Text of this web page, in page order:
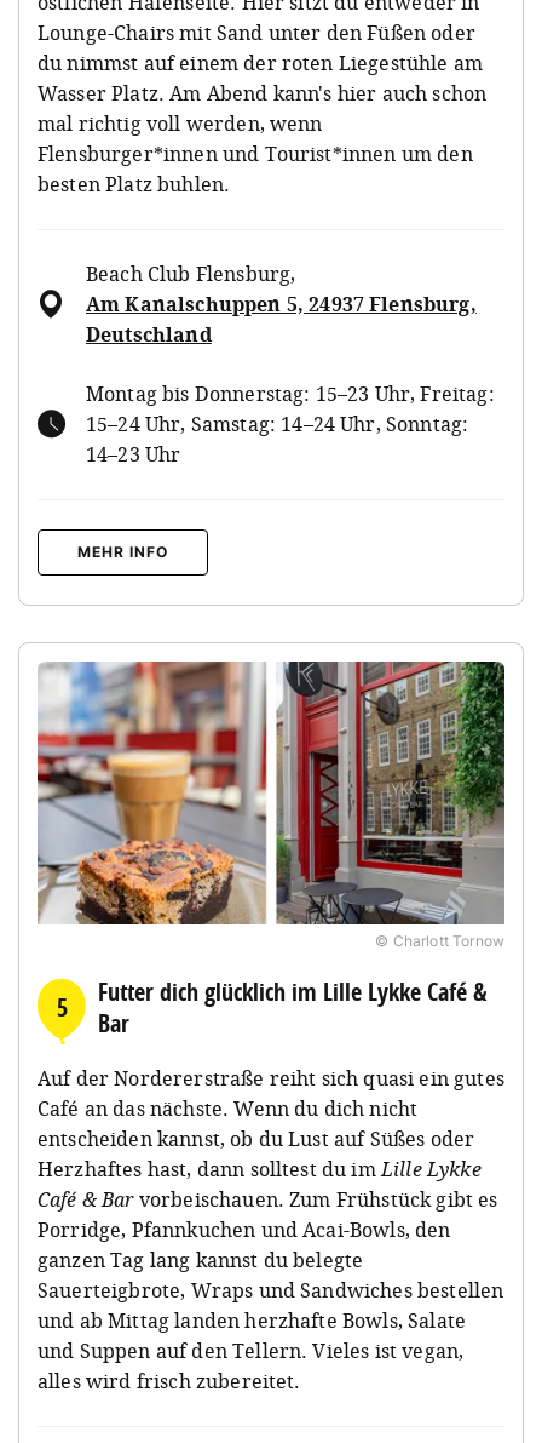
Lounge-Chairs mit Sand unter den Füßen oder
du nimmst auf einem der roten Liegestühle am
Wasser Platz. Am Abend kann's hier auch schon
mal richtig voll werden, wenn
Flensburger*innen und Tourist*innen um den
besten Platz buhlen.
Beach Club Flensburg,
Am Kanalschuppen 5, 24937 Flensburg,
Deutschland
Montag bis Donnerstag: 15–23 Uhr, Freitag:
15–24 Uhr, Samstag: 14–24 Uhr, Sonntag:
14–23 Uhr
MEHR INFO
© Charlott Tornow
5
Futter dich glücklich im Lille Lykke Café &
Bar
Auf der Nordererstraße reiht sich quasi ein gutes
Café an das nächste. Wenn du dich nicht
entscheiden kannst, ob du Lust auf Süßes oder
Herzhaftes hast, dann solltest du imLille Lykke
Café & Barvorbeischauen. Zum Frühstück gibt es
Porridge, Pfannkuchen und Acai-Bowls, den
ganzen Tag lang kannst du belegte
Sauerteigbrote, Wraps und Sandwiches bestellen
und ab Mittag landen herzhafte Bowls, Salate
und Suppen auf den Tellern. Vieles ist vegan,
alles wird frisch zubereitet.